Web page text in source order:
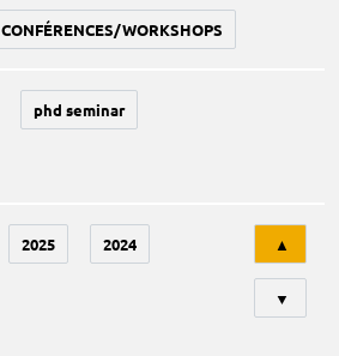
CONFÉRENCES/WORKSHOPS
phd seminar
2025 2024 ▲
▼